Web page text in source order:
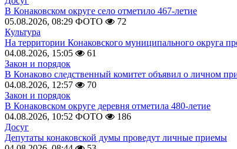
В Конаковском округе село отметило 467-летие
05.08.2026, 08:29 ФОТО
72
Культура
На территории Конаковского муниципального округа
04.08.2026, 15:05
61
Закон и порядок
В Конаково следственный комитет объявил о личном
04.08.2026, 12:57
70
Закон и порядок
В Конаковском округе деревня отметила 480-летие
04.08.2026, 10:52 ФОТО
186
Досуг
Депутаты конаковской думы проведут личные приемы